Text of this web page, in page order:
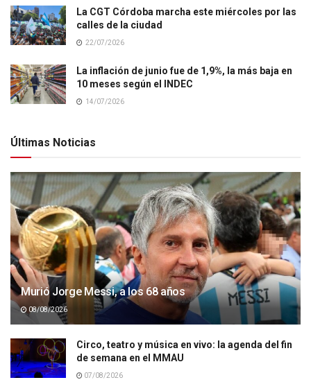
La CGT Córdoba marcha este miércoles por las
calles de la ciudad
22/07/2026
La inflación de junio fue de 1,9%, la más baja en
10 meses según el INDEC
14/07/2026
Últimas Noticias
Murió Jorge Messi, a los 68 años
08/08/2026
Circo, teatro y música en vivo: la agenda del fin
de semana en el MMAU
07/08/2026